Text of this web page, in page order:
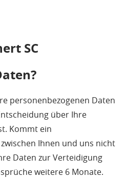
SC
personenbezogenen Daten
über Ihre
Kommt ein
Ihnen und uns nicht
Daten zur Verteidigung
weitere 6 Monate.